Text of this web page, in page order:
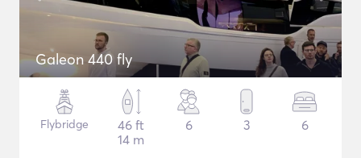
Galeon 440 fly
Flybridge
46 ft
14 m
6 3 6